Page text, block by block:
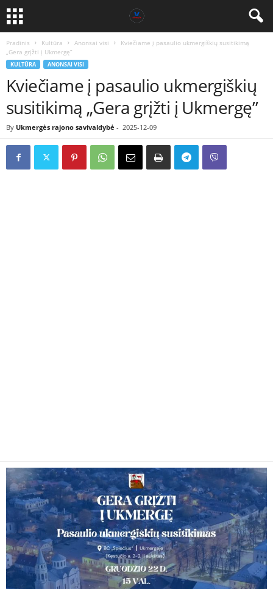
Pradinis Kultūra Anonsai visi
Kviečiame į pasaulio ukmergiškių susitikimą
„Gera grįžti į Ukmergę”
KULTŪRA ANONSAI VISI
Kviečiame į pasaulio ukmergiškių
susitikimą „Gera grįžti į Ukmergę”
By Ukmergės rajono savivaldybė - 2025-12-09